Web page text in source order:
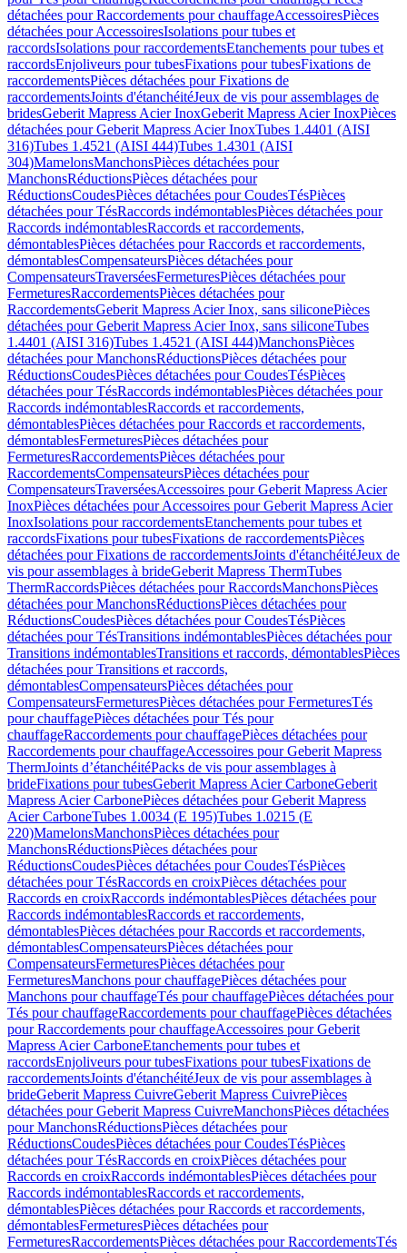
détachées pour Raccordements pour chauffageAccessoiresPièces
détachées pour AccessoiresIsolations pour tubes et
raccordsIsolations pour raccordementsEtanchements pour tubes et
raccordsEnjoliveurs pour tubesFixations pour tubesFixations de
raccordementsPièces détachées pour Fixations de
raccordementsJoints d'étanchéitéJeux de vis pour assemblages de
bridesGeberit Mapress Acier InoxGeberit Mapress Acier InoxPièces
détachées pour Geberit Mapress Acier InoxTubes 1.4401 (AISI
316)Tubes 1.4521 (AISI 444)Tubes 1.4301 (AISI
304)MamelonsManchonsPièces détachées pour
ManchonsRéductionsPièces détachées pour
RéductionsCoudesPièces détachées pour CoudesTésPièces
détachées pour TésRaccords indémontablesPièces détachées pour
Raccords indémontablesRaccords et raccordements,
démontablesPièces détachées pour Raccords et raccordements,
démontablesCompensateursPièces détachées pour
CompensateursTraverséesFermeturesPièces détachées pour
FermeturesRaccordementsPièces détachées pour
RaccordementsGeberit Mapress Acier Inox, sans siliconePièces
détachées pour Geberit Mapress Acier Inox, sans siliconeTubes
1.4401 (AISI 316)Tubes 1.4521 (AISI 444)ManchonsPièces
détachées pour ManchonsRéductionsPièces détachées pour
RéductionsCoudesPièces détachées pour CoudesTésPièces
détachées pour TésRaccords indémontablesPièces détachées pour
Raccords indémontablesRaccords et raccordements,
démontablesPièces détachées pour Raccords et raccordements,
démontablesFermeturesPièces détachées pour
FermeturesRaccordementsPièces détachées pour
RaccordementsCompensateursPièces détachées pour
CompensateursTraverséesAccessoires pour Geberit Mapress Acier
InoxPièces détachées pour Accessoires pour Geberit Mapress Acier
InoxIsolations pour raccordementsEtanchements pour tubes et
raccordsFixations pour tubesFixations de raccordementsPièces
détachées pour Fixations de raccordementsJoints d'étanchéitéJeux de
vis pour assemblages à brideGeberit Mapress ThermTubes
ThermRaccordsPièces détachées pour RaccordsManchonsPièces
détachées pour ManchonsRéductionsPièces détachées pour
RéductionsCoudesPièces détachées pour CoudesTésPièces
détachées pour TésTransitions indémontablesPièces détachées pour
Transitions indémontablesTransitions et raccords, démontablesPièces
détachées pour Transitions et raccords,
démontablesCompensateursPièces détachées pour
CompensateursFermeturesPièces détachées pour FermeturesTés
pour chauffagePièces détachées pour Tés pour
chauffageRaccordements pour chauffagePièces détachées pour
Raccordements pour chauffageAccessoires pour Geberit Mapress
ThermJoints d’étanchéitéPacks de vis pour assemblages à
brideFixations pour tubesGeberit Mapress Acier CarboneGeberit
Mapress Acier CarbonePièces détachées pour Geberit Mapress
Acier CarboneTubes 1.0034 (E 195)Tubes 1.0215 (E
220)MamelonsManchonsPièces détachées pour
ManchonsRéductionsPièces détachées pour
RéductionsCoudesPièces détachées pour CoudesTésPièces
détachées pour TésRaccords en croixPièces détachées pour
Raccords en croixRaccords indémontablesPièces détachées pour
Raccords indémontablesRaccords et raccordements,
démontablesPièces détachées pour Raccords et raccordements,
démontablesCompensateursPièces détachées pour
CompensateursFermeturesPièces détachées pour
FermeturesManchons pour chauffagePièces détachées pour
Manchons pour chauffageTés pour chauffagePièces détachées pour
Tés pour chauffageRaccordements pour chauffagePièces détachées
pour Raccordements pour chauffageAccessoires pour Geberit
Mapress Acier CarboneEtanchements pour tubes et
raccordsEnjoliveurs pour tubesFixations pour tubesFixations de
raccordementsJoints d'étanchéitéJeux de vis pour assemblages à
brideGeberit Mapress CuivreGeberit Mapress CuivrePièces
détachées pour Geberit Mapress CuivreManchonsPièces détachées
pour ManchonsRéductionsPièces détachées pour
RéductionsCoudesPièces détachées pour CoudesTésPièces
détachées pour TésRaccords en croixPièces détachées pour
Raccords en croixRaccords indémontablesPièces détachées pour
Raccords indémontablesRaccords et raccordements,
démontablesPièces détachées pour Raccords et raccordements,
démontablesFermeturesPièces détachées pour
FermeturesRaccordementsPièces détachées pour RaccordementsTés